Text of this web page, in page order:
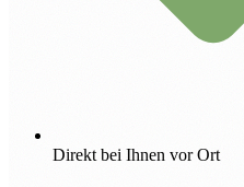
Direkt bei Ihnen vor Ort